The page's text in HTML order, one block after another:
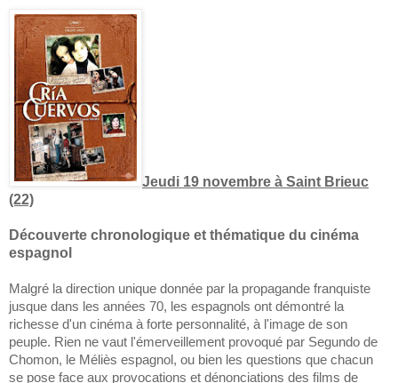
Jeudi 19 novembre à Saint Brieuc
(22)
Découverte chronologique et thématique du cinéma
espagnol
Malgré la direction unique donnée par la propagande franquiste
jusque dans les années 70, les espagnols ont démontré la
richesse d'un cinéma à forte personnalité, à l'image de son
peuple. Rien ne vaut l'émerveillement provoqué par Segundo de
Chomon, le Méliès espagnol, ou bien les questions que chacun
se pose face aux provocations et dénonciations des films de